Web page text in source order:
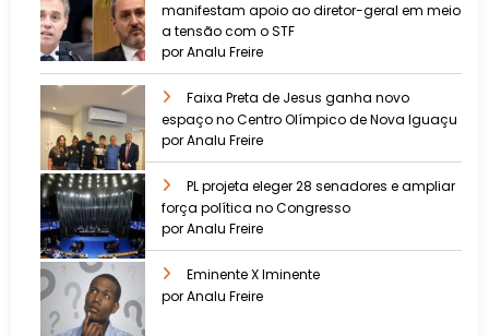
manifestam apoio ao diretor-geral em meio
a tensão com o STF
por Analu Freire
Faixa Preta de Jesus ganha novo
espaço no Centro Olímpico de Nova Iguaçu
por Analu Freire
PL projeta eleger 28 senadores e ampliar
força política no Congresso
por Analu Freire
Eminente X Iminente
por Analu Freire